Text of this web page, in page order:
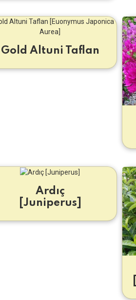
Gold Altuni Taflan
Ardıç
[Juniperus]